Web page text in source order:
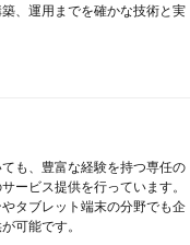
、運用までを確かな技術と実
も、豊富な経験を持つ専任の
ービス提供を行っています。
タブレット端末の分野でも企
可能です。